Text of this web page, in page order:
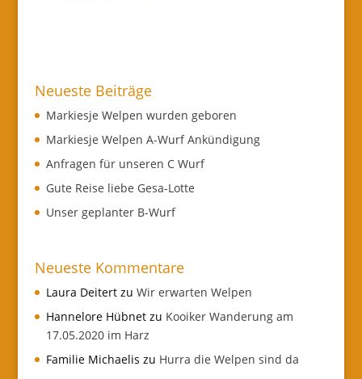
Neueste Beiträge
Markiesje Welpen wurden geboren
Markiesje Welpen A-Wurf Ankündigung
Anfragen für unseren C Wurf
Gute Reise liebe Gesa-Lotte
Unser geplanter B-Wurf
Neueste Kommentare
Laura Deitertzu Wir erwarten Welpen
Hannelore Hübnetzu Kooiker Wanderung am
17.05.2020 im Harz
Familie Michaelis zu Hurra die Welpen sind da